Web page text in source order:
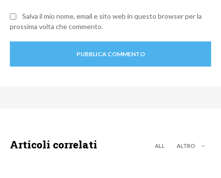
Salva il mio nome, email e sito web in questo browser per la
prossima volta che commento.
Articoli correlati ALL ALTRO